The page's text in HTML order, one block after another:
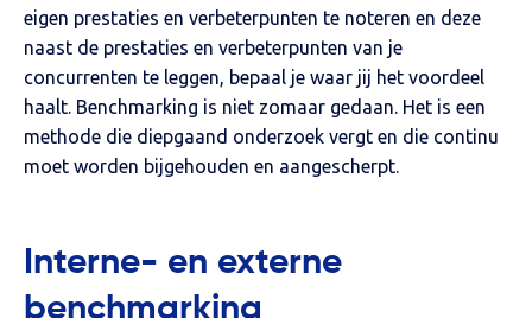
eigen prestaties en verbeterpunten te noteren en deze
naast de prestaties en verbeterpunten van je
concurrenten te leggen, bepaal je waar jij het voordeel
haalt. Benchmarking is niet zomaar gedaan. Het is een
methode die diepgaand onderzoek vergt en die continu
moet worden bijgehouden en aangescherpt.
Interne- en externe
benchmarking